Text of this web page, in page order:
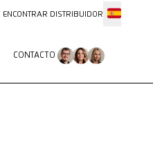
ENCONTRAR DISTRIBUIDOR
CONTACTO